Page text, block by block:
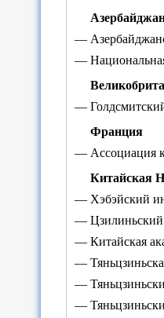
—
—
—
Франция
— Ассоциация
Китайская
— Хэбэйский
— Цзилиньский
— Китайская
—
—
—